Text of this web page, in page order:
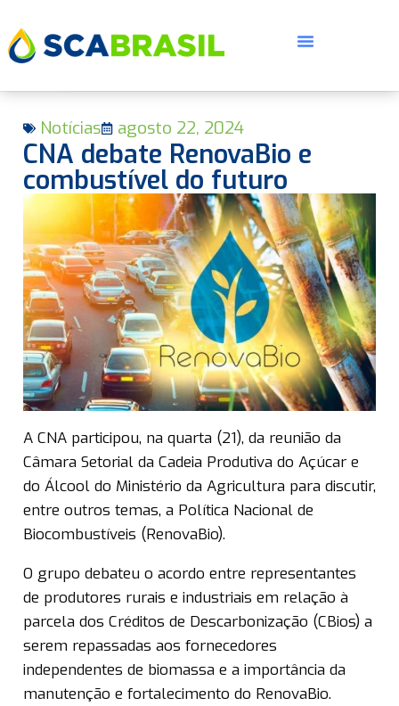
Notícias agosto 22, 2024
CNA debate RenovaBio e
combustível do futuro
A CNA participou, na quarta (21), da reunião da
Câmara Setorial da Cadeia Produtiva do Açúcar e
do Álcool do Ministério da Agricultura para discutir,
entre outros temas, a Política Nacional de
Biocombustíveis (RenovaBio).
O grupo debateu o acordo entre representantes
de produtores rurais e industriais em relação à
parcela dos Créditos de Descarbonização (CBios) a
serem repassadas aos fornecedores
independentes de biomassa e a importância da
manutenção e fortalecimento do RenovaBio.